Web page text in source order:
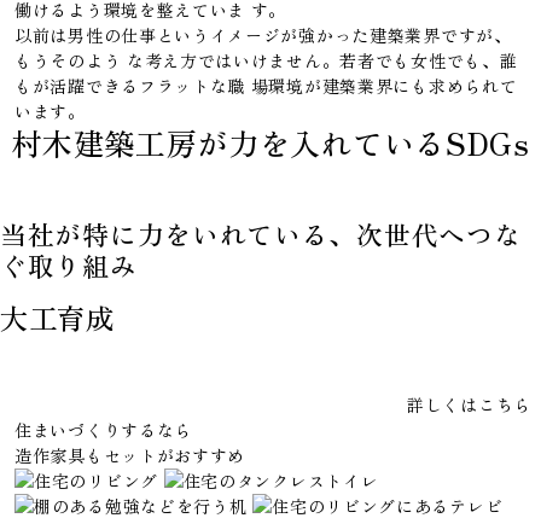
働けるよう環境を整えていま す。
以前は男性の仕事というイメージが強かった建築業界ですが、
もうそのよう な考え方ではいけません。若者でも女性でも、誰
もが活躍できるフラットな職 場環境が建築業界にも求められて
います。
村木建築工房が力を入れているSDGs
当社が特に力をいれている、次世代へつな
ぐ取り組み
大工育成
詳しくはこちら
住まいづくりするなら
造作家具 も セット がおすすめ